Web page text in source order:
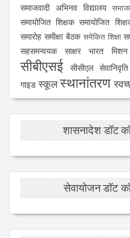
समाजवादी अभिनव विद्यालय
समायोजित शिक्षक समायोजित
समारोह समीक्षा बैठक समेकित शिक्षा
सहसमन्वयक
साक्षर भारत मिशन
सीबीएसई सीसीएल सेवानिवृति
गाइड स्कूलस्थानांतरण
शासनादेश डॉट
सेवायोजन डॉट